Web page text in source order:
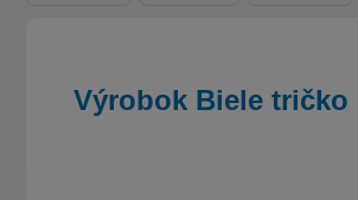
Výrobok Biele tričko